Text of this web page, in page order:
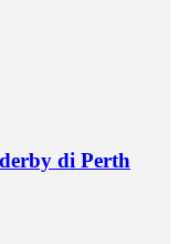
di Perth